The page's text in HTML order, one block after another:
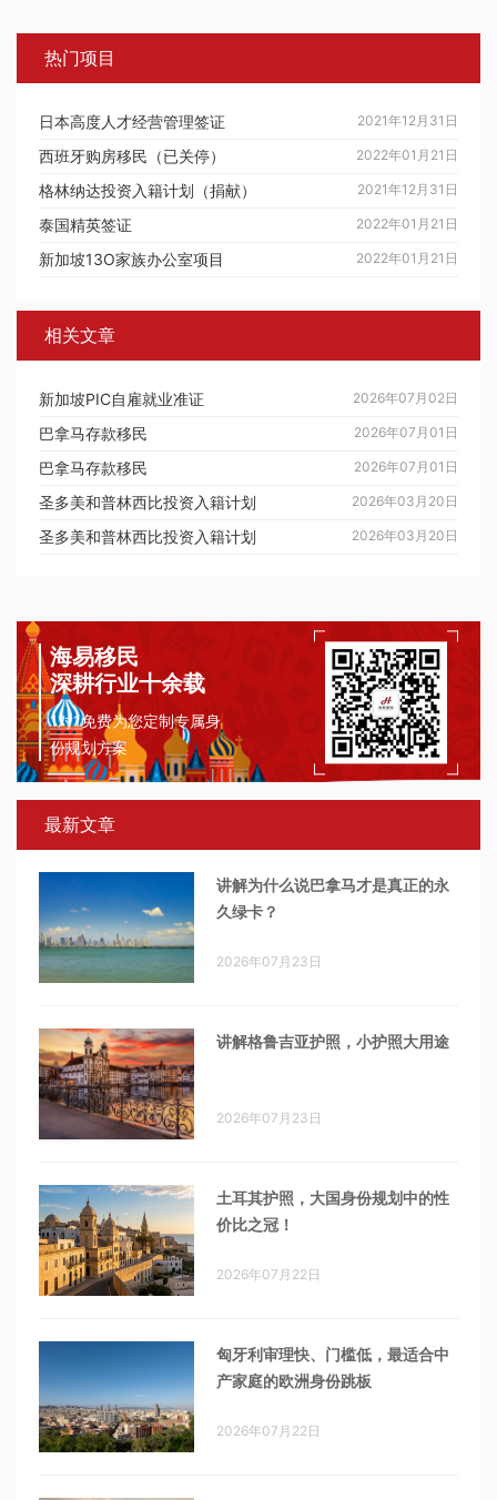
热门项目
2021年12月31日
日本高度人才经营管理签证
2022年01月21日
西班牙购房移民（已关停）
2021年12月31日
格林纳达投资入籍计划（捐献）
2022年01月21日
泰国精英签证
2022年01月21日
新加坡13O家族办公室项目
相关文章
2026年07月02日
新加坡PIC自雇就业准证
2026年07月01日
巴拿马存款移民
2026年07月01日
巴拿马存款移民
2026年03月20日
圣多美和普林西比投资入籍计划
2026年03月20日
圣多美和普林西比投资入籍计划
海易移民
深耕行业十余载
1对1免费为您定制专属身
份规划方案
最新文章
讲解为什么说巴拿马才是真正的永
久绿卡？
2026年07月23日
讲解格鲁吉亚护照，小护照大用途
2026年07月23日
土耳其护照，大国身份规划中的性
价比之冠！
2026年07月22日
匈牙利审理快、门槛低，最适合中
产家庭的欧洲身份跳板
2026年07月22日